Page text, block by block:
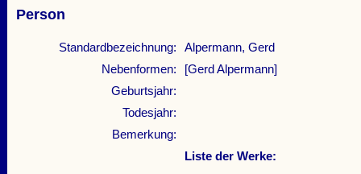
Person
Standardbezeichnung:
Alpermann, Gerd
Nebenformen:
[Gerd Alpermann]
Geburtsjahr:
Todesjahr:
Bemerkung:
Liste der Werke: